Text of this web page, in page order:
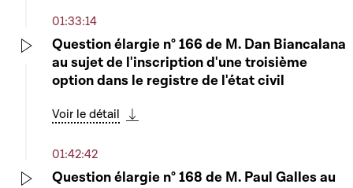
01:33:14
Question élargie n° 166 de M. Dan Biancalana
au sujet de l'inscription d'une troisième
option dans le registre de l'état civil
Voir le détail
01:42:42
Question élargie n° 168 de M. Paul Galles au